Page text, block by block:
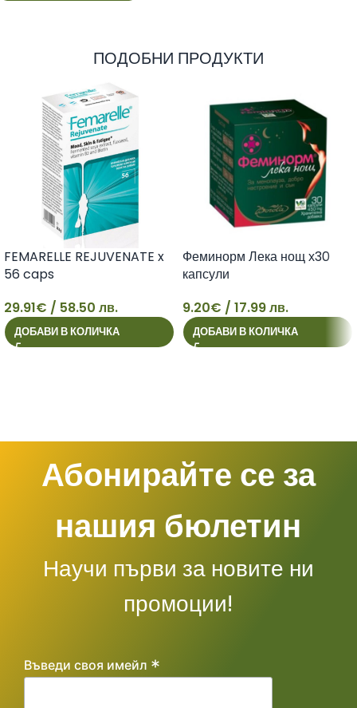
ПОДОБНИ ПРОДУКТИ
29
FEMARELLE REJUVENATE x
56 caps
29.91€ / 58.50 лв.
ДОБАВИ В КОЛИЧКА
9
Феминорм Лека нощ х30
капсули
9.20€ / 17.99 лв.
ДОБАВИ В КОЛИЧКА
Абонирайте се за
нашия бюлетин
Научи първи за новите ни
промоции!
Въведи своя имейл *